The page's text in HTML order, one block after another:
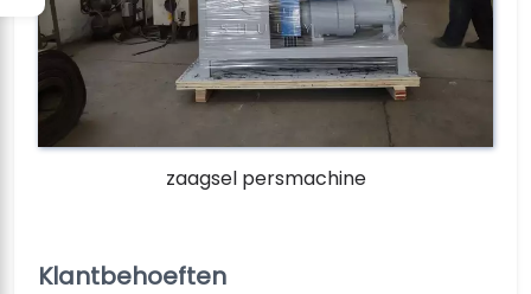
zaagsel persmachine
Klantbehoeften